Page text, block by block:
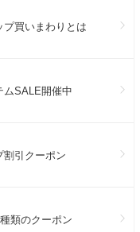
買いまわりとは
ムSALE開催中
割引クーポン
類のクーポン